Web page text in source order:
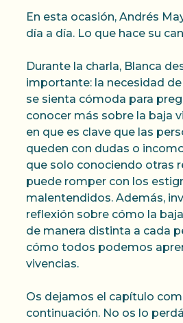
En esta ocasión, Andrés
día a día. Lo que hace su
Durante la charla, Blanca
importante: la necesidad
se sienta cómoda para
conocer más sobre la baja
en que es clave que las
queden con dudas o
que solo conociendo otras
puede romper con los
malentendidos. Además,
reflexión sobre cómo la
de manera distinta a cada
cómo todos podemos
vivencias.
Os dejamos el capítulo
continuación. No os lo